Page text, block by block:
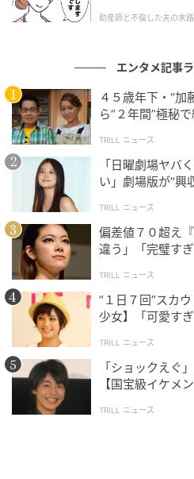
助産師と不倫した夫の末路
エンタメ記事
４５歳年下・“
ら“２年間”極秘
TRILL ニュース
「日曜劇場ヤバ
い」劇場版が“興
TRILL ニュース
偏差値７０超え
違う」「完璧す
TRILL ニュース
“１日７回”スカ
少女】「可愛す
TRILL ニュース
「ショックえぐ
【国宝級イケメ
TRILL ニュース